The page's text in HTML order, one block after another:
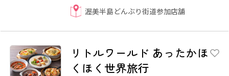
渥美半島どんぶり街道参加店舗
リトルワールド あったかほ
くほく世界旅行